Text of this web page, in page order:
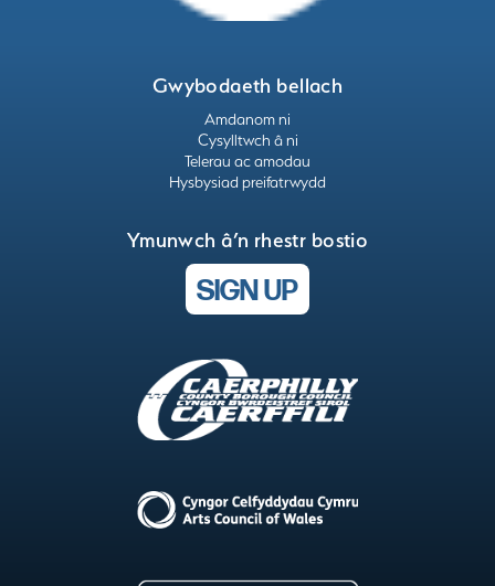
Gwybodaeth bellach
Amdanom ni
Cysylltwch â ni
Telerau ac amodau
Hysbysiad preifatrwydd
Ymunwch â’n rhestr bostio
SIGN UP